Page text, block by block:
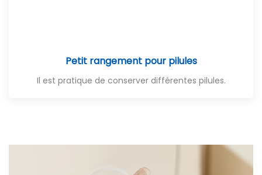
Petit rangement pour pilules
Il est pratique de conserver différentes pilules.